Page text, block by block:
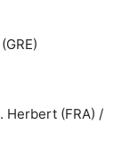
Herbert (FRA) /